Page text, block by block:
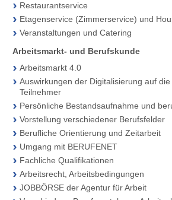
Restaurantservice
Etagenservice (Zimmerservice) und
Veranstaltungen und Catering
Arbeitsmarkt- und Berufskunde
Arbeitsmarkt 4.0
Auswirkungen der Digitalisierung auf
Teilnehmer
Persönliche Bestandsaufnahme und
Vorstellung verschiedener Berufsfelder
Berufliche Orientierung und Zeitarbeit
Umgang mit BERUFENET
Fachliche Qualifikationen
Arbeitsrecht, Arbeitsbedingungen
JOBBÖRSE der Agentur für Arbeit